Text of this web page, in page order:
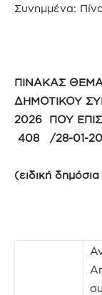
Συνημμένα:
ΠΙΝΑΚΑΣ
ΔΗΜΟΤΙΚΟΥ
2026 ΠΟΥ
408 /28-01-
(ειδική